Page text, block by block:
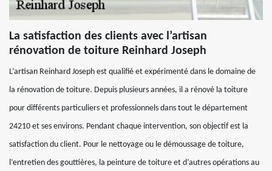
La satisfaction des clients avec l’artisan
rénovation de toiture Reinhard Joseph
L’artisan Reinhard Joseph est qualifié et expérimenté dans le domaine de
la rénovation de toiture. Depuis plusieurs années, il a rénové la toiture
pour différents particuliers et professionnels dans tout le département
24210 et ses environs. Pendant chaque intervention, son objectif est la
satisfaction du client. Pour le nettoyage ou le démoussage de toiture,
l’entretien des gouttières, la peinture de toiture et d’autres opérations au